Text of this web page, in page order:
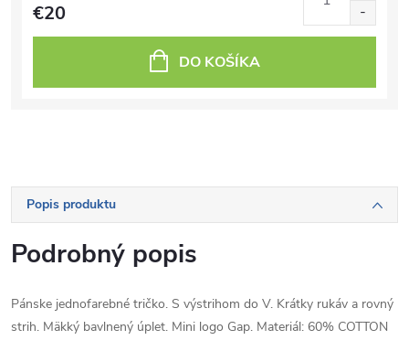
€20
DO KOŠÍKA
Popis produktu
Podrobný popis
Pánske jednofarebné tričko. S výstrihom do V. Krátky rukáv a rovný
strih. Mäkký bavlnený úplet. Mini logo Gap. Materiál: 60% COTTON